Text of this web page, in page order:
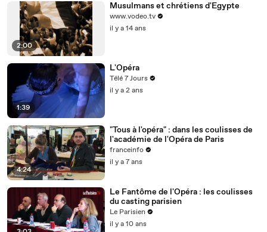
2:00
Musulmans et chrétiens d'Egypte
www.vodeo.tv
il y a 14 ans
1:39
L'Opéra
Télé 7 Jours
il y a 2 ans
4:24
"Tous à l'opéra" : dans les coulisses de
l'académie de l'Opéra de Paris
franceinfo
il y a 7 ans
Le Fantôme de l'Opéra : les coulisses
du casting parisien
Le Parisien
il y a 10 ans